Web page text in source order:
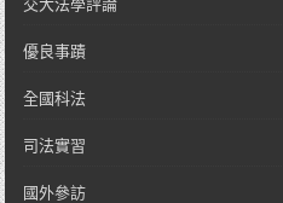
交大法學評論
優良事蹟
全國科法
司法實習
國外參訪